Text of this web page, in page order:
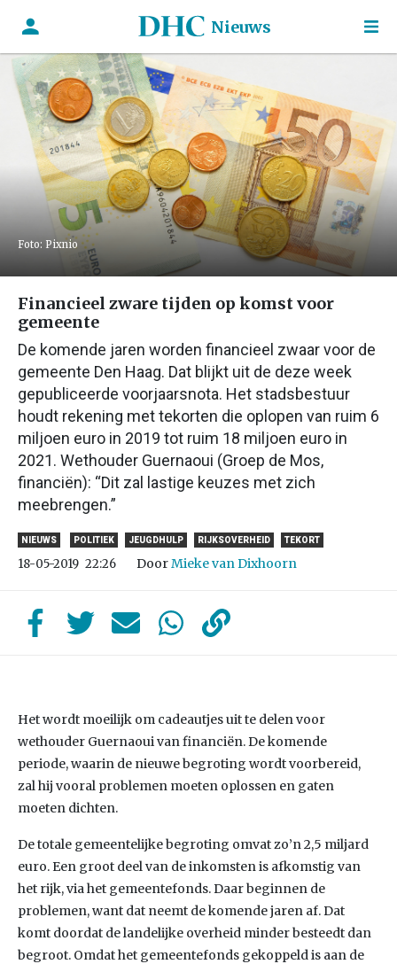
Nieuws
Foto: Pixnio
Financieel zware tijden op komst voor
gemeente
De komende jaren worden financieel zwaar voor de
gemeente Den Haag. Dat blijkt uit de deze week
gepubliceerde voorjaarsnota. Het stadsbestuur
houdt rekening met tekorten die oplopen van ruim 6
miljoen euro in 2019 tot ruim 18 miljoen euro in
2021. Wethouder Guernaoui (Groep de Mos,
financiën): “Dit zal lastige keuzes met zich
meebrengen.”
NIEUWS POLITIEK JEUGDHULP RIJKSOVERHEID TEKORT
18-05-2019 22:26 DoorMieke van Dixhoorn
Het wordt moeilijk om cadeautjes uit te delen voor
wethouder Guernaoui van financiën. De komende
periode, waarin de nieuwe begroting wordt voorbereid,
zal hij vooral problemen moeten oplossen en gaten
moeten dichten.
De totale gemeentelijke begroting omvat zo’n 2,5 miljard
euro. Een groot deel van de inkomsten is afkomstig van
het rijk, via het gemeentefonds. Daar beginnen de
problemen, want dat neemt de komende jaren af. Dat
komt doordat de landelijke overheid minder besteedt dan
begroot. Omdat het gemeentefonds gekoppeld is aan de